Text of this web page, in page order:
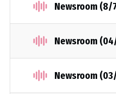
Newsroom (8/
Newsroom
Newsroom